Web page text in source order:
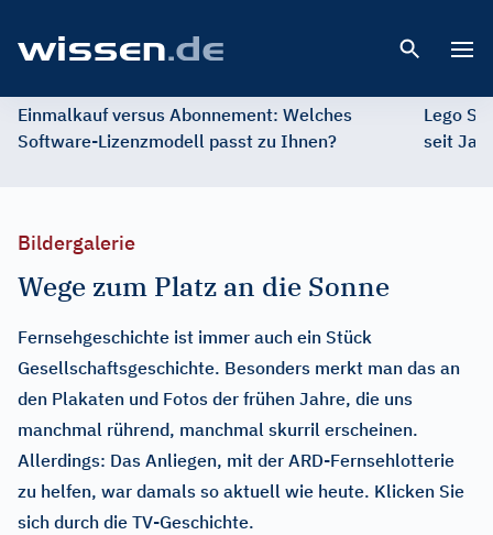
Einmalkauf versus Abonnement: Welches
Software-Lizenzmodell passt zu Ihnen?
Lego
seit
Bildergalerie
Wege zum Platz an die Sonne
Fernsehgeschichte ist immer auch ein Stück
Gesellschaftsgeschichte. Besonders merkt man das an
den Plakaten und Fotos der frühen Jahre, die uns
manchmal rührend, manchmal skurril erscheinen.
Allerdings: Das Anliegen, mit der ARD-Fernsehlotterie
zu helfen, war damals so aktuell wie heute. Klicken Sie
sich durch die TV-Geschichte.